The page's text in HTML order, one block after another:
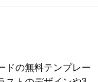
ドの無料テンプレー